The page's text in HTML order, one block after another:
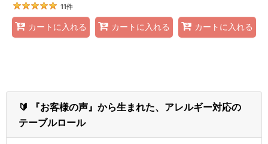
11件
カートに入れる カートに入れる カートに入れる
🔰 『お客様の声』から生まれた、アレルギー対応の
テーブルロール